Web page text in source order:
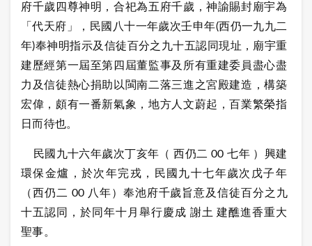
府千歲四尊神明，合祀為五府千歲，神諭賜封廟宇為
「代天府」，民國八十一年歲次壬申年(西仍一九九二
年)奉神明指示及信徒百分之九十五認同現址，廟宇重
建歷經第一屆至第四屆董監事及所有重建委員盡心盡
力及信徒熱心捐助以閩南二落三進之宮殿建造，構築
宏偉，頗有一番新氣象，地方人文蔚起，百業繁榮指
日而待也。
民國九十六年歲次丁亥年（ 西仍二 00 七年 ）興建
環保金爐，於次年完戎，民國九十七年歲次戊子年
（西仍二 00 八年）奉池府千歲旨意及信徒百分之九
十五認同，於同年十月舉行慶成 謝土 建醮進香重大
聖事。